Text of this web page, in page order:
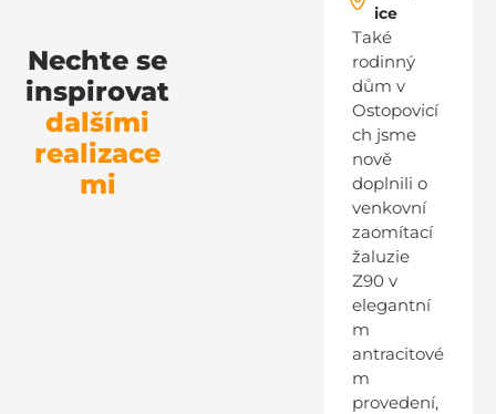
Nechte se
inspirovat
dalšími
realizace
mi
ice
Také
rodinný
dům v
Ostopovicí
ch jsme
nově
doplnili o
venkovní
zaomítací
žaluzie
Z90 v
elegantní
m
antracitové
m
provedení,